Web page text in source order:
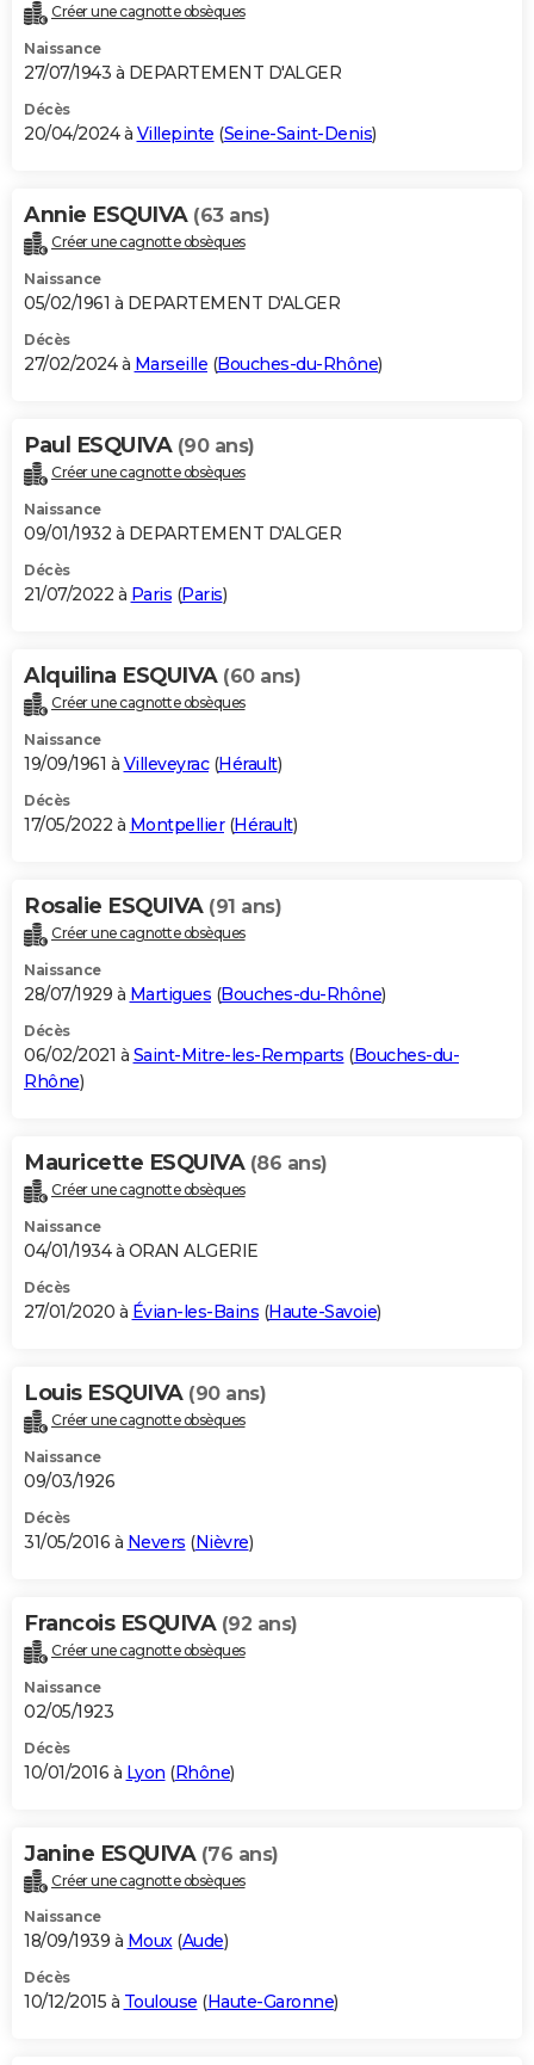
Créer une cagnotte obsèques
Naissance
27/07/1943 à DEPARTEMENT D'ALGER
Décès
20/04/2024 à Villepinte (Seine-Saint-Denis)
Annie ESQUIVA (63 ans)
Créer une cagnotte obsèques
Naissance
05/02/1961 à DEPARTEMENT D'ALGER
Décès
27/02/2024 à Marseille (Bouches-du-Rhône)
Paul ESQUIVA (90 ans)
Créer une cagnotte obsèques
Naissance
09/01/1932 à DEPARTEMENT D'ALGER
Décès
21/07/2022 à Paris (Paris)
Alquilina ESQUIVA (60 ans)
Créer une cagnotte obsèques
Naissance
19/09/1961 à Villeveyrac(Hérault)
Décès
17/05/2022 à Montpellier(Hérault)
Rosalie ESQUIVA (91 ans)
Créer une cagnotte obsèques
Naissance
28/07/1929 à Martigues (Bouches-du-Rhône)
Décès
06/02/2021 à Saint-Mitre-les-Remparts (Bouches-du-
Rhône)
Mauricette ESQUIVA (86 ans)
Créer une cagnotte obsèques
Naissance
04/01/1934 à ORAN ALGERIE
Décès
27/01/2020 à Évian-les-Bains (Haute-Savoie)
Louis ESQUIVA (90 ans)
Créer une cagnotte obsèques
Naissance
09/03/1926
Décès
31/05/2016 à Nevers (Nièvre)
Francois ESQUIVA (92 ans)
Créer une cagnotte obsèques
Naissance
02/05/1923
Décès
10/01/2016 à Lyon (Rhône)
Janine ESQUIVA (76 ans)
Créer une cagnotte obsèques
Naissance
18/09/1939 à Moux(Aude)
Décès
10/12/2015 à Toulouse (Haute-Garonne)